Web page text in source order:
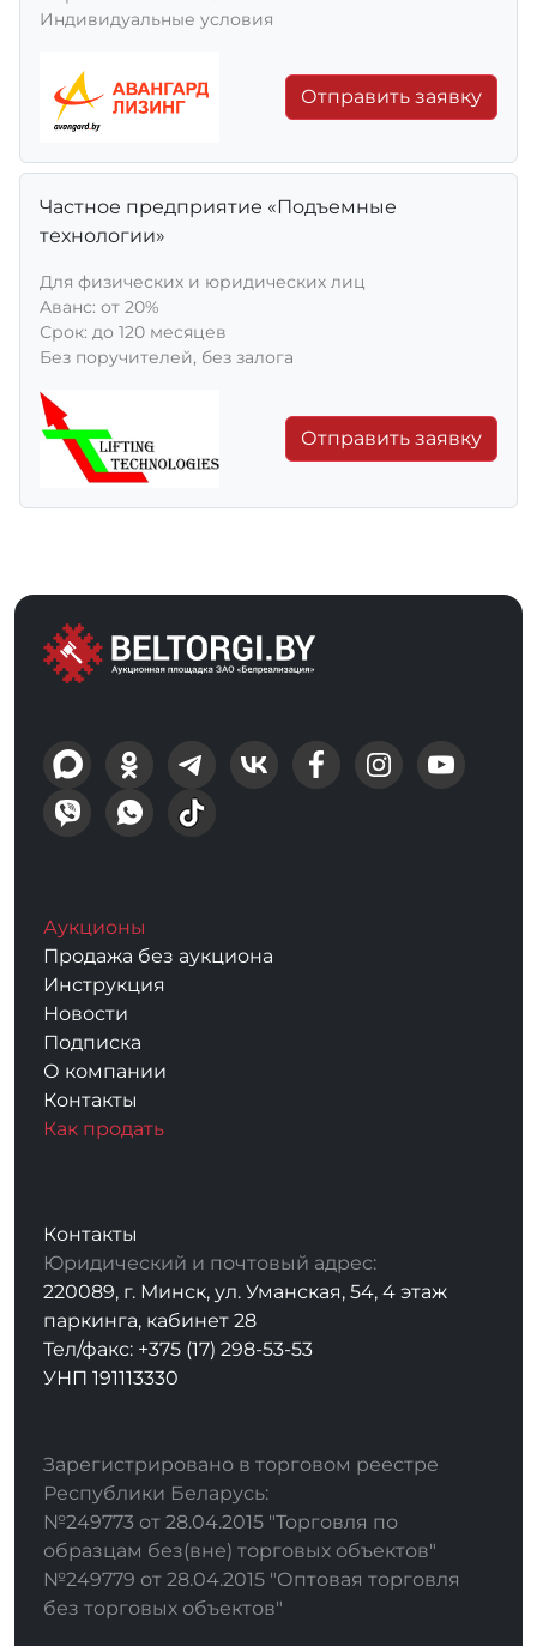
Индивидуальные условия
Отправить заявку
Частное предприятие «Подъемные
технологии»
Для физических и юридических лиц
Aванс: от 20%
Срок: до 120 месяцев
Без поручителей, без залога
Отправить заявку
Аукционы
Продажа без аукциона
Инструкция
Новости
Подписка
О компании
Контакты
Как продать
Контакты
Юридический и почтовый адрес:
220089, г. Минск, ул. Уманская, 54, 4 этаж
паркинга, кабинет 28
Тел/факс: +375 (17) 298-53-53
УНП 191113330
Зарегистрировано в торговом реестре
Республики Беларусь:
№249773 от 28.04.2015 "Торговля по
образцам без(вне) торговых объектов"
№249779 от 28.04.2015 "Оптовая торговля
без торговых объектов"